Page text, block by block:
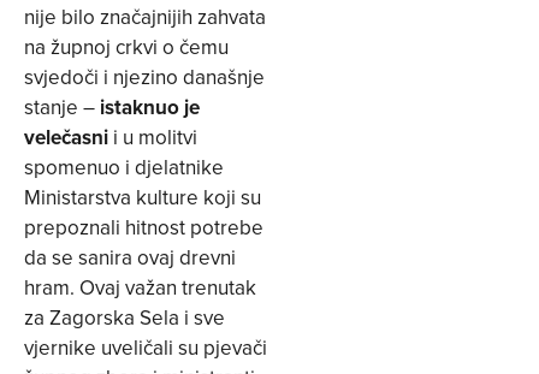
nije bilo značajnijih zahvata
na župnoj crkvi o čemu
svjedoči i njezino današnje
stanje – istaknuo je
velečasni i u molitvi
spomenuo i djelatnike
Ministarstva kulture koji su
prepoznali hitnost potrebe
da se sanira ovaj drevni
hram. Ovaj važan trenutak
za Zagorska Sela i sve
vjernike uveličali su pjevači